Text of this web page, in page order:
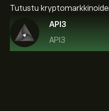
Tutustu
API3
API3